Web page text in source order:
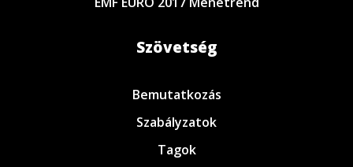
Szövetség
Bemutatkozás
Szabályzatok
Tagok